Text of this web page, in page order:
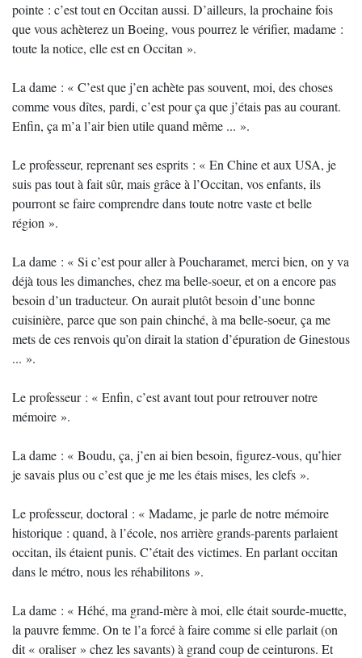
pointe : c’est tout en Occitan aussi. D’ailleurs, la prochaine fois
que vous achèterez un Boeing, vous pourrez le vérifier, madame :
toute la notice, elle est en Occitan ».
La dame : « C’est que j’en achète pas souvent, moi, des choses
comme vous dîtes, pardi, c’est pour ça que j’étais pas au courant.
Enfin, ça m’a l’air bien utile quand même ... ».
Le professeur, reprenant ses esprits : « En Chine et aux USA, je
suis pas tout à fait sûr, mais grâce à l’Occitan, vos enfants, ils
pourront se faire comprendre dans toute notre vaste et belle
région ».
La dame : « Si c’est pour aller à Poucharamet, merci bien, on y va
déjà tous les dimanches, chez ma belle-soeur, et on a encore pas
besoin d’un traducteur. On aurait plutôt besoin d’une bonne
cuisinière, parce que son pain chinché, à ma belle-soeur, ça me
mets de ces renvois qu’on dirait la station d’épuration de Ginestous
... ».
Le professeur : « Enfin, c’est avant tout pour retrouver notre
mémoire ».
La dame : « Boudu, ça, j’en ai bien besoin, figurez-vous, qu’hier
je savais plus ou c’est que je me les étais mises, les clefs ».
Le professeur, doctoral : « Madame, je parle de notre mémoire
historique : quand, à l’école, nos arrière grands-parents parlaient
occitan, ils étaient punis. C’était des victimes. En parlant occitan
dans le métro, nous les réhabilitons ».
La dame : « Héhé, ma grand-mère à moi, elle était sourde-muette,
la pauvre femme. On te l’a forcé à faire comme si elle parlait (on
dit « oraliser » chez les savants) à grand coup de ceinturons. Et